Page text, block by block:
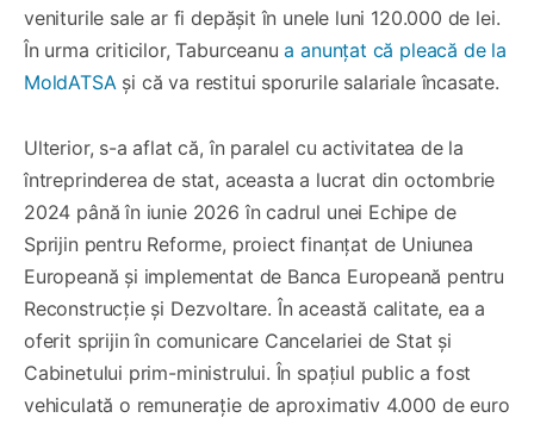
veniturile sale ar fi depășit în unele luni 120.000 de lei.
În urma criticilor, Taburceanua anunțat că pleacă de la
MoldATSAși că va restitui sporurile salariale încasate.
Ulterior, s-a aflat că, în paralel cu activitatea de la
întreprinderea de stat, aceasta a lucrat din octombrie
2024 până în iunie 2026 în cadrul unei Echipe de
Sprijin pentru Reforme, proiect finanțat de Uniunea
Europeană și implementat de Banca Europeană pentru
Reconstrucție și Dezvoltare. În această calitate, ea a
oferit sprijin în comunicare Cancelariei de Stat și
Cabinetului prim-ministrului. În spațiul public a fost
vehiculată o remunerație de aproximativ 4.000 de euro